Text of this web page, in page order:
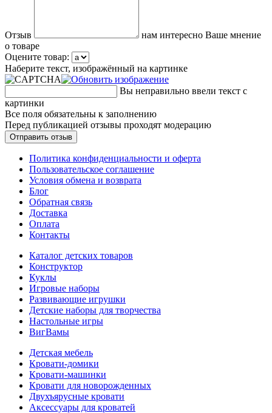
Отзыв
нам интересно Ваше мнение
о товаре
Оцените товар:
Наберите текст, изображённый на картинке
Вы неправильно ввели текст с
картинки
Все поля обязательны к заполнению
Перед публикацией отзывы проходят модерацию
Политика конфиденциальности и оферта
Пользовательское соглашение
Условия обмена и возврата
Блог
Обратная связь
Доставка
Оплата
Контакты
Каталог детских товаров
Конструктор
Куклы
Игровые наборы
Развивающие игрушки
Детские наборы для творчества
Настольные игры
ВигВамы
Детская мебель
Кровати-домики
Кровати-машинки
Кровати для новорожденных
Двухъярусные кровати
Аксессуары для кроватей